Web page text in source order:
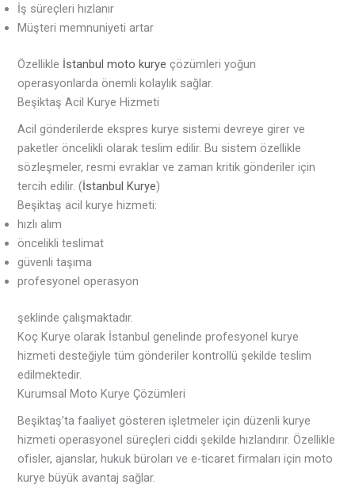
İş süreçleri hızlanır
Müşteri memnuniyeti artar
Özellikle İstanbul moto kurye çözümleri yoğun
operasyonlarda önemli kolaylık sağlar.
Beşiktaş Acil Kurye Hizmeti
Acil gönderilerde ekspres kurye sistemi devreye girer ve
paketler öncelikli olarak teslim edilir. Bu sistem özellikle
sözleşmeler, resmi evraklar ve zaman kritik gönderiler için
tercih edilir. (İstanbul Kurye)
Beşiktaş acil kurye hizmeti:
hızlı alım
öncelikli teslimat
güvenli taşıma
profesyonel operasyon
şeklinde çalışmaktadır.
Koç Kurye olarak İstanbul genelinde profesyonel kurye
hizmeti desteğiyle tüm gönderiler kontrollü şekilde teslim
edilmektedir.
Kurumsal Moto Kurye Çözümleri
Beşiktaş’ta faaliyet gösteren işletmeler için düzenli kurye
hizmeti operasyonel süreçleri ciddi şekilde hızlandırır. Özellikle
ofisler, ajanslar, hukuk büroları ve e-ticaret firmaları için moto
kurye büyük avantaj sağlar.